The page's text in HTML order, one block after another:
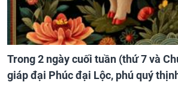
Trong 2 ngày cuối tuần (thứ 7 và
giáp đại Phúc đại Lộc, phú quý